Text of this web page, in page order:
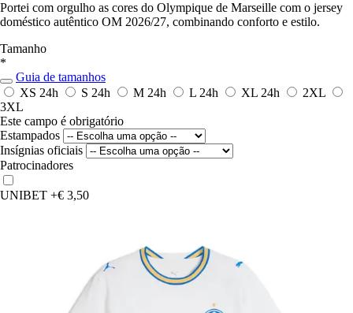
Portei com orgulho as cores do Olympique de Marseille com o jersey
doméstico autêntico OM 2026/27, combinando conforto e estilo.
Tamanho
*
Guia de tamanhos
XS 24h S 24h M 24h L 24h XL 24h
2XL
3XL
Este campo é obrigatório
Estampados
Insígnias oficiais
Patrocinadores
UNIBET +€ 3,50